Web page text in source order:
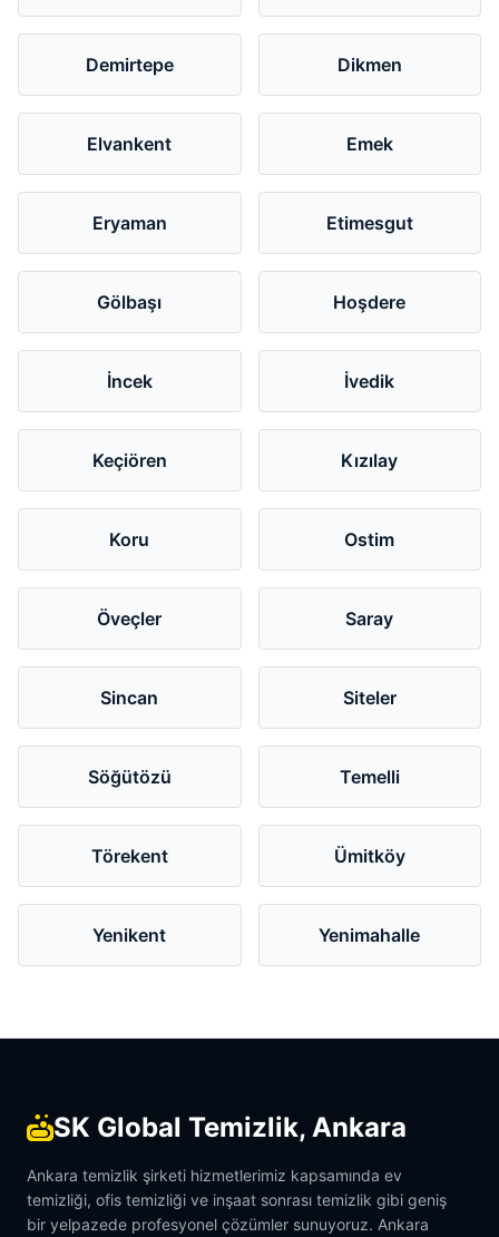
Demirtepe Dikmen
Elvankent Emek
Eryaman Etimesgut
Gölbaşı Hoşdere
İncek İvedik
Keçiören Kızılay
Koru Ostim
Öveçler Saray
Sincan Siteler
Söğütözü Temelli
Törekent Ümitköy
Yenikent Yenimahalle
SK Global Temizlik, Ankara
Ankara temizlik şirketi hizmetlerimiz kapsamında ev
temizliği, ofis temizliği ve inşaat sonrası temizlik gibi geniş
bir yelpazede profesyonel çözümler sunuyoruz. Ankara